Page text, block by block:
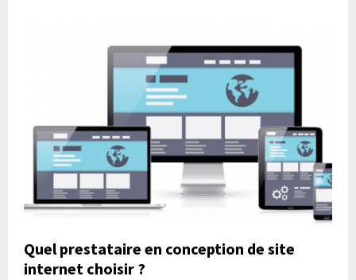
Quel prestataire en conception de site
internet choisir ?